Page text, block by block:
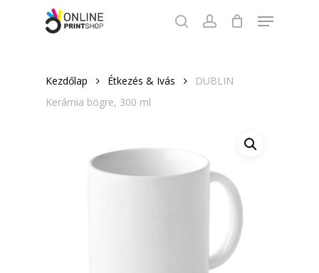
searchaccount
Menu
Kezdőlap Étkezés & Ivás
DUBLIN
Kerámia bögre, 300 ml